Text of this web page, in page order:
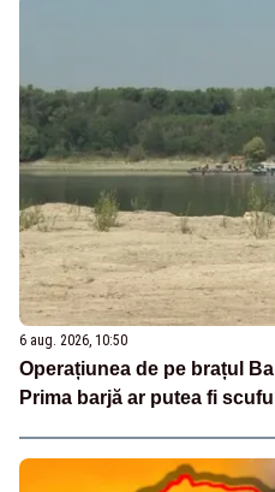
6 aug. 2026, 10:50
Operațiunea de pe brațul
Prima barjă ar putea fi